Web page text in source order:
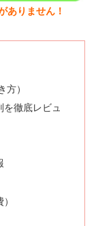
ありません！
方）
を徹底レビュ